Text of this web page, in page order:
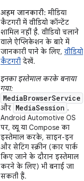
अहम जानकारी: मीडिया
कैटगरी में वीडियो कॉन्टेंट
शामिल नहीं है. वीडियो चलाने
वाले ऐप्लिकेशन के बारे में
जानकारी पाने के लिए, वीडियो
कैटगरी देखें.
इनका इस्तेमाल करके बनाया
गया:
MediaBrowserService
और MediaSession .
Android Automotive OS
पर, व्यू या Compose का
इस्तेमाल करके, साइन-इन
और सेटिंग स्क्रीन (कार पार्क
किए जाने के दौरान इस्तेमाल
करने के लिए) भी बनाई जा
सकती हैं.